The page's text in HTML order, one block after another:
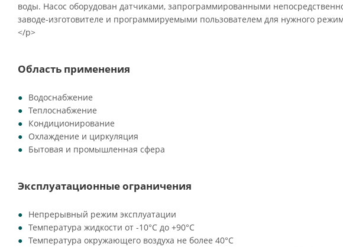
воды. Насос оборудован датчиками, запрограммированными
заводе-изготовителе и программируемыми пользователем для нужного
</p>
Область применения
Водоснабжение
Теплоснабжение
Кондиционирование
Охлаждение и циркуляция
Бытовая и промышленная сфера
Эксплуатационные ограничения
Непрерывный режим эксплуатации
Температура жидкости от -10°C до +90°C
Температура окружающего воздуха не более 40°C